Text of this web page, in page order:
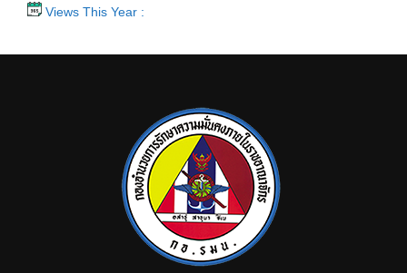
Views This Year :